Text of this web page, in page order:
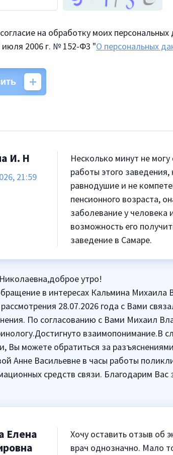
на обработку моих
июля 2006 г. № 152-Ф3 "О персональных
И. Н
21:59
Несколько минут не
работы этого
равнодушие и не
пенсионного возраста,
заболевание у человека
возможность его
заведение в Самаре.
утро!
в интересах Кальмина Михаила
28.07.2026 года с Вами
По согласованию с Вами Михаил
взаимопонимание.В
Вы можете обратиться за
Анне Васильевне в часы работы
средств связи. Благодарим
Елена
Хочу оставить отзыв об
врач однозначно. Мало